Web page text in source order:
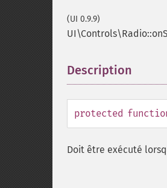
(UI 0.9.9)
Description
protected
Doit être exécuté